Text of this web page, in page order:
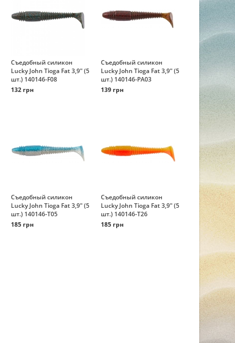
Съедобный силикон
Lucky John Tioga Fat 3,9" (5
шт.) 140146-F08
132 грн
Съедобный силикон
Lucky John Tioga Fat 3,9" (5
шт.) 140146-PA03
139 грн
Съедобный силикон
Lucky John Tioga Fat 3,9" (5
шт.) 140146-T05
185 грн
Съедобный силикон
Lucky John Tioga Fat 3,9" (5
шт.) 140146-T26
185 грн